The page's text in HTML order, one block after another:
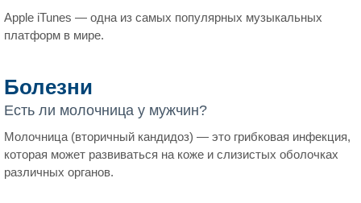
Apple iTunes — одна из самых популярных музыкальных
платформ в мире.
Болезни
Есть ли молочница у мужчин?
Молочница (вторичный кандидоз) — это грибковая инфекция,
которая может развиваться на коже и слизистых оболочках
различных органов.